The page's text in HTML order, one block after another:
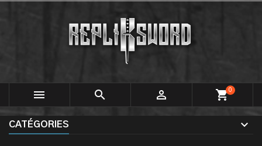
   shopping_cart0
CATÉGORIES